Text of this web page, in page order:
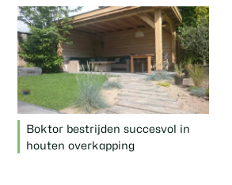
Boktor bestrijden succesvol in
houten overkapping